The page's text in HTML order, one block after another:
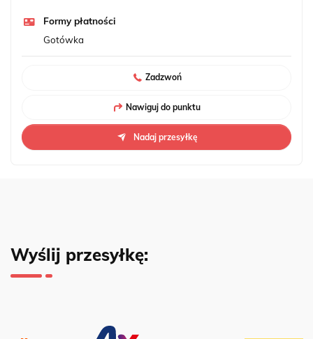
Formy płatności
Gotówka
Zadzwoń
Nawiguj do punktu
Nadaj przesyłkę
Wyślij przesyłkę: